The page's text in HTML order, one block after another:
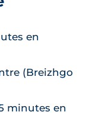
en
(Breizhgo
minutes en